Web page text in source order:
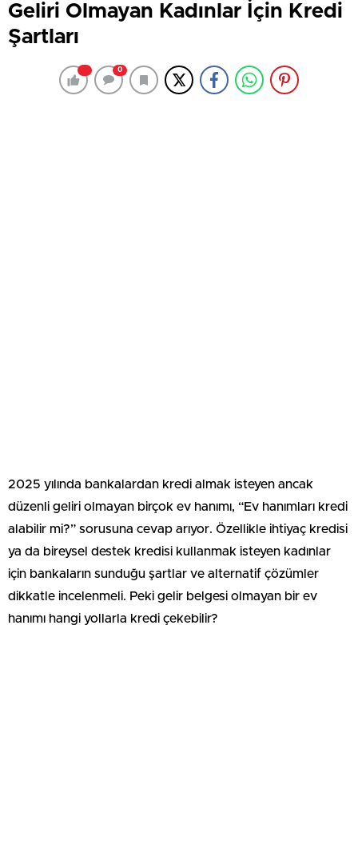
Geliri Olmayan Kadınlar İçin Kredi
Şartları
0
2025 yılında bankalardan kredi almak isteyen ancak
düzenli geliri olmayan birçok ev hanımı, “Ev hanımları kredi
alabilir mi?” sorusuna cevap arıyor. Özellikle ihtiyaç kredisi
ya da bireysel destek kredisi kullanmak isteyen kadınlar
için bankaların sunduğu şartlar ve alternatif çözümler
dikkatle incelenmeli. Peki gelir belgesi olmayan bir ev
hanımı hangi yollarla kredi çekebilir?